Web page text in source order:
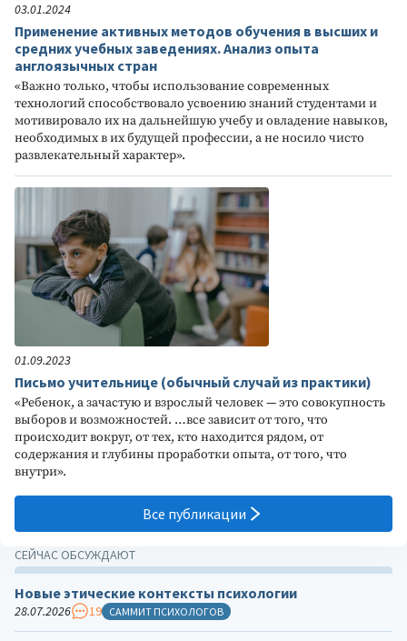
03.01.2024
Применение активных методов обучения в высших и
средних учебных заведениях. Анализ опыта
англоязычных стран
«Важно только, чтобы использование современных
технологий способствовало усвоению знаний студентами и
мотивировало их на дальнейшую учебу и овладение навыков,
необходимых в их будущей профессии, а не носило чисто
развлекательный характер».
01.09.2023
Письмо учительнице (обычный случай из практики)
«Ребенок, а зачастую и взрослый человек — это совокупность
выборов и возможностей. …все зависит от того, что
происходит вокруг, от тех, кто находится рядом, от
содержания и глубины проработки опыта, от того, что
внутри».
Все публикации
СЕЙЧАС ОБСУЖДАЮТ
Новые этические контексты психологии
28.07.2026 19 САММИТ ПСИХОЛОГОВ